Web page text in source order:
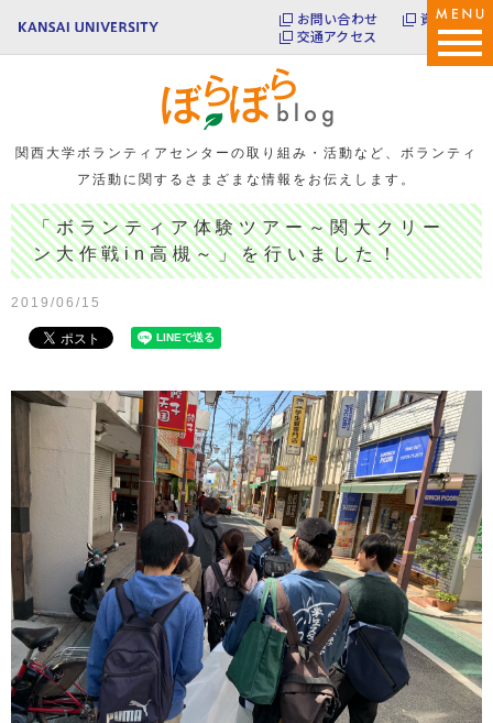
お問い合わせ
資料請求
交通アクセス
関西大学ボランティアセンターの取り組み・活動など、 ボランティ
ア活動に関するさまざまな情報をお伝えします。
「ボランティア体験ツアー～関大クリー
ン大作戦in高槻～」を行いました！
2019/06/15